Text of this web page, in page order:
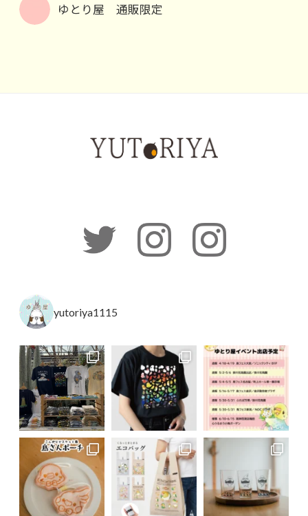
ゆとり屋 通販限定
yutoriya1115